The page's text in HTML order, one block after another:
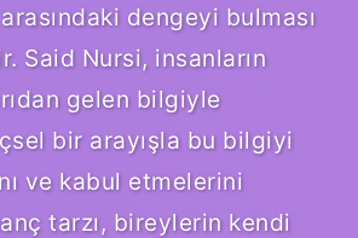
dengeyi bulması
Said Nursi, insanların
gelen bilgiyle
bir arayışla bu bilgiyi
ve kabul etmelerini
tarzı, bireylerin kendi